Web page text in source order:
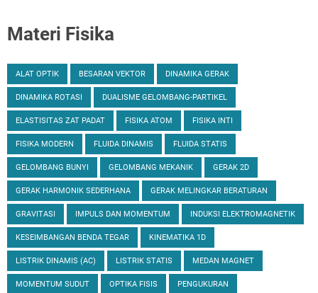
Materi Fisika
ALAT OPTIK BESARAN VEKTOR DINAMIKA GERAK
DINAMIKA ROTASI DUALISME GELOMBANG-PARTIKEL
ELASTISITAS ZAT PADAT FISIKA ATOM FISIKA INTI
FISIKA MODERN FLUIDA DINAMIS FLUIDA STATIS
GELOMBANG BUNYI GELOMBANG MEKANIK GERAK 2D
GERAK HARMONIK SEDERHANA GERAK MELINGKAR BERATURAN
GRAVITASI IMPULS DAN MOMENTUM INDUKSI ELEKTROMAGNETIK
KESEIMBANGAN BENDA TEGAR KINEMATIKA 1D
LISTRIK DINAMIS (AC) LISTRIK STATIS MEDAN MAGNET
MOMENTUM SUDUT OPTIKA FISIS PENGUKURAN